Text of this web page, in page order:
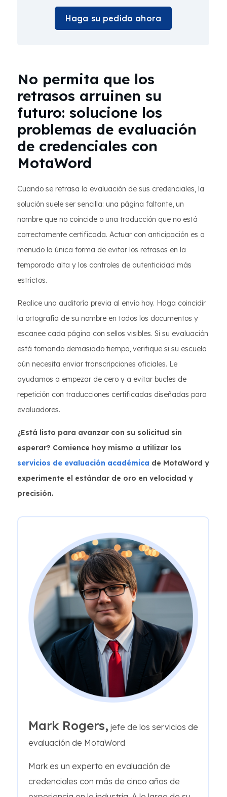
Haga su pedido ahora
No permita que los
retrasos arruinen su
futuro: solucione los
problemas de evaluación
de credenciales con
MotaWord
Cuando se retrasa la evaluación de sus credenciales, la
solución suele ser sencilla: una página faltante, un
nombre que no coincide o una traducción que no está
correctamente certificada. Actuar con anticipación es a
menudo la única forma de evitar los retrasos en la
temporada alta y los controles de autenticidad más
estrictos.
Realice una auditoría previa al envío hoy. Haga coincidir
la ortografía de su nombre en todos los documentos y
escanee cada página con sellos visibles. Si su evaluación
está tomando demasiado tiempo, verifique si su escuela
aún necesita enviar transcripciones oficiales. Le
ayudamos a empezar de cero y a evitar bucles de
repetición con traducciones certificadas diseñadas para
evaluadores.
¿Está listo para avanzar con su solicitud sin
esperar? Comience hoy mismo a utilizar los
servicios de evaluación académica de MotaWord y
experimente el estándar de oro en velocidad y
precisión.
Mark Rogers, jefe de los servicios de
evaluación de MotaWord
Mark es un experto en evaluación de
credenciales con más de cinco años de